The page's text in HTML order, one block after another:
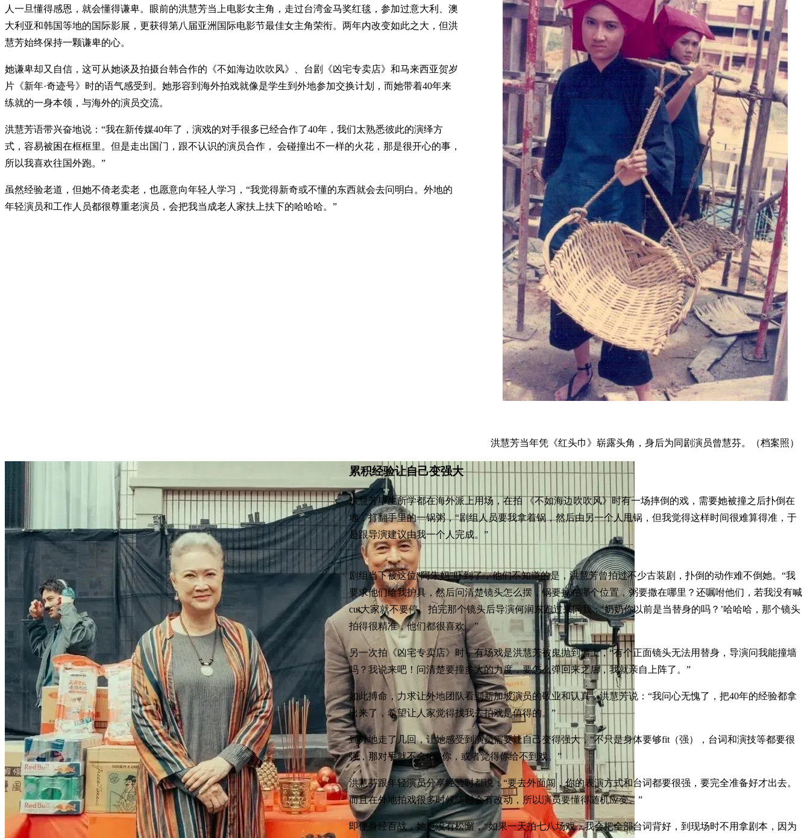
洪慧芳当年凭《红头巾》崭露头角，身后为同剧演员曾慧芬。（档案照）
人一旦懂得感恩，就会懂得谦卑。眼前的洪慧芳当上电影女主角，走过台湾金马奖红毯，参加过意大利、澳
大利亚和韩国等地的国际影展，更获得第八届亚洲国际电影节最佳女主角荣衔。两年内改变如此之大，但洪
慧芳始终保持一颗谦卑的心。
她谦卑却又自信，这可从她谈及拍摄台韩合作的《不如海边吹吹风》、台剧《凶宅专卖店》和马来西亚贺岁
片《新年·奇迹号》时的语气感受到。她形容到海外拍戏就像是学生到外地参加交换计划，而她带着40年来
练就的一身本领，与海外的演员交流。
洪慧芳语带兴奋地说：“我在新传媒40年了，演戏的对手很多已经合作了40年，我们太熟悉彼此的演绎方
式，容易被困在框框里。但是走出国门，跟不认识的演员合作， 会碰撞出不一样的火花，那是很开心的事，
所以我喜欢往国外跑。”
虽然经验老道，但她不倚老卖老，也愿意向年轻人学习，“我觉得新奇或不懂的东西就会去问明白。外地的
年轻演员和工作人员都很尊重老演员，会把我当成老人家扶上扶下的哈哈哈。”
累积经验让自己变强大
洪慧芳毕生所学都在海外派上用场，在拍 《不如海边吹吹风》时有一场摔倒的戏，需要她被撞之后扑倒在
地，打翻手里的一锅粥，“剧组人员要我拿着锅，然后由另一个人甩锅，但我觉得这样时间很难算得准，于
是跟导演建议由我一个人完成。”
剧组当下被这位“阿朱妈”吓到了，他们不知道的是，洪慧芳曾拍过不少古装剧，扑倒的动作难不倒她。“我
要求他们给我护具，然后问清楚镜头怎么摆，锅要掉在哪个位置，粥要撒在哪里？还嘱咐他们，若我没有喊
cut大家就不要停。拍完那个镜头后导演何润东跑过来问我：‘奶奶你以前是当替身的吗？’哈哈哈，那个镜头
拍得很精准，他们都很喜欢。”
另一次拍《凶宅专卖店》时，有场戏是洪慧芳被鬼抛到墙上，“有个正面镜头无法用替身，导演问我能撞墙
吗？我说来吧！问清楚要撞多大的力度，要怎么弹回来之后，我就亲自上阵了。”
如此搏命，力求让外地团队看到新加坡演员的敬业和认真，洪慧芳说：“我问心无愧了，把40年的经验都拿
出来了，希望让人家觉得找我去拍戏是值得的。”
到外地走了几回，让她感受到演员需要让自己变得强大，“不只是身体要够fit（强），台词和演技等都要很
强，那对手就不会‘压’你，或者觉得你给不到戏。”
洪慧芬跟年轻演员分享经验时都说：“要去外面闯，你的表演方式和台词都要很强，要完全准备好才出去。
而且在外地拍戏很多时候随时会有改动，所以演员要懂得随机应变。”
即使身经百战，她也没有松懈，“如果一天拍七八场戏，我会把全部台词背好，到现场时不用拿剧本，因为